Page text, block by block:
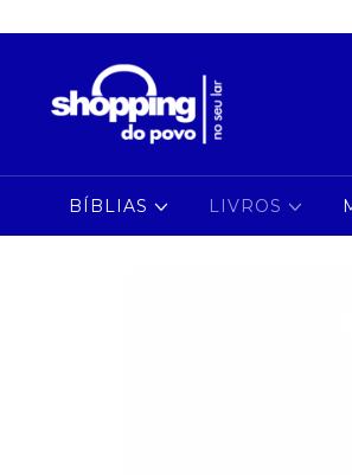
BÍBLIAS LIVROS